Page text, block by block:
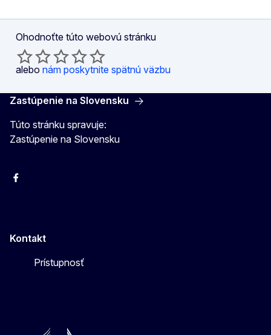
Ohodnoťte túto webovú stránku
alebo nám poskytnite spätnú väzbu
Zastúpenie na Slovensku
Túto stránku spravuje:
Zastúpenie na Slovensku
Facebook
Kontakt
Prístupnosť